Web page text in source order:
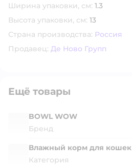
Ширина упаковки, см: 1.3
Высота упаковки, см: 13
Страна производства: Россия
Продавец: Де Ново Групп
Ещё товары
BOWL WOW
Бренд
Влажный корм для кошек
Категория